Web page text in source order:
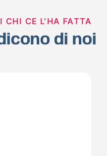
CHI CE L'HA FATTA
di noi